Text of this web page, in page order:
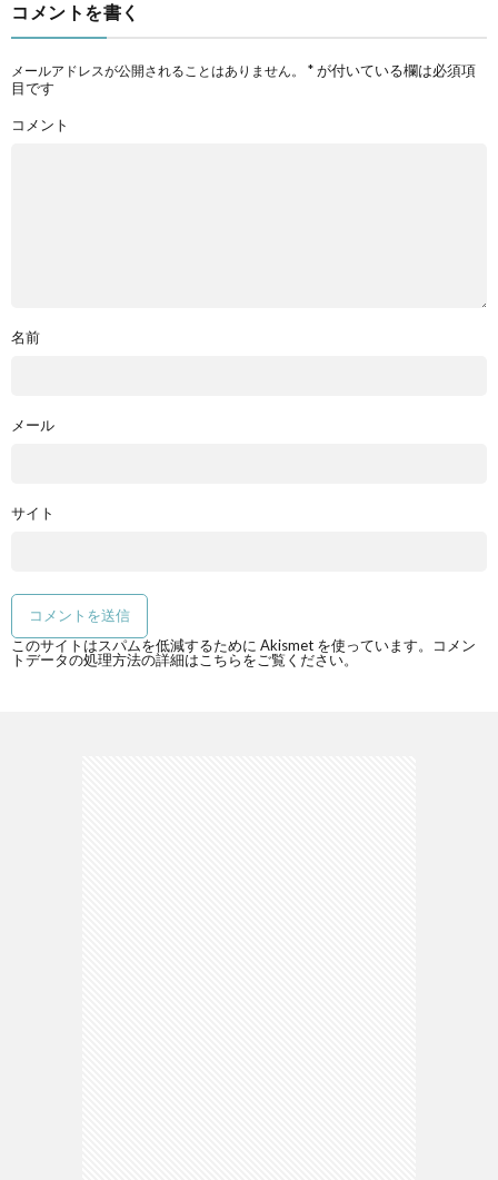
コメントを書く
メールアドレスが公開されることはありません。 *が付いている欄は必須項
目です
コメント
名前
メール
サイト
このサイトはスパムを低減するために Akismet を使っています。
コメン
トデータの処理方法の詳細はこちらをご覧ください。